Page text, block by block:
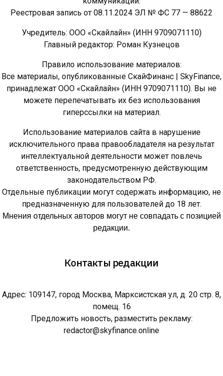
Реестровая запись от 08.11.2024 ЭЛ № ФС 77 — 88622
Учредитель: ООО «Скайлайн» (ИНН 9709071110)
Главный редактор: Роман Кузнецов
Правило использование материалов:
Все материалы, опубликованные СкайФинанс | SkyFinance,
принадлежат ООО «Скайлайн» (ИНН 9709071110). Вы не
можете перепечатывать их без использования
гиперссылки на материал.
Использование материалов сайта в нарушение
исключительного права правообладателя на результат
интеллектуальной деятельности может повлечь
ответственность, предусмотренную действующим
законодательством РФ.
Отдельные публикации могут содержать информацию, не
предназначенную для пользователей до 18 лет.
Мнения отдельных авторов могут не совпадать с позицией
редакции.
Контакты редакции
Адрес: 109147, город Москва, Марксистская ул, д. 20 стр. 8,
помещ. 16
Предложить новость, разместить рекламу:
redactor@skyfinance.online